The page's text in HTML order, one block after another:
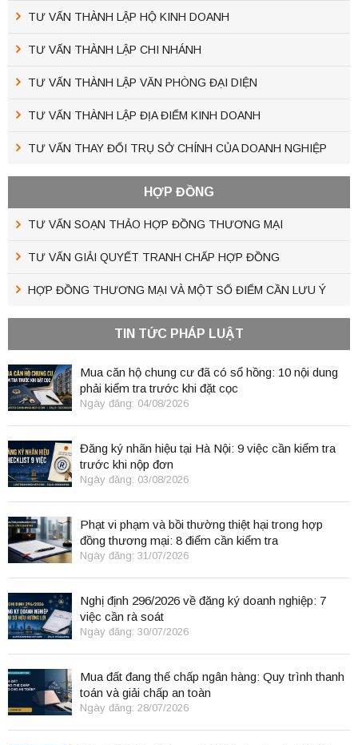
TƯ VẤN THÀNH LẬP HỘ KINH DOANH
TƯ VẤN THÀNH LẬP CHI NHÁNH
TƯ VẤN THÀNH LẬP VĂN PHÒNG ĐẠI DIỆN
TƯ VẤN THÀNH LẬP ĐỊA ĐIỂM KINH DOANH
TƯ VẤN THAY ĐỔI TRỤ SỞ CHÍNH CỦA DOANH NGHIỆP
HỢP ĐỒNG
TƯ VẤN SOẠN THẢO HỢP ĐỒNG THƯƠNG MẠI
TƯ VẤN GIẢI QUYẾT TRANH CHẤP HỢP ĐỒNG
HỢP ĐỒNG THƯƠNG MẠI VÀ MỘT SỐ ĐIỂM CẦN LƯU Ý
TIN TỨC PHÁP LUẬT
Mua căn hộ chung cư đã có sổ hồng: 10 nội dung
phải kiểm tra trước khi đặt cọc
Ngày đăng: 04/08/2026
Đăng ký nhãn hiệu tại Hà Nội: 9 việc cần kiểm tra
trước khi nộp đơn
Ngày đăng: 03/08/2026
Phạt vi phạm và bồi thường thiệt hại trong hợp
đồng thương mại: 8 điểm cần kiểm tra
Ngày đăng: 31/07/2026
Nghị định 296/2026 về đăng ký doanh nghiệp: 7
việc cần rà soát
Ngày đăng: 30/07/2026
Mua đất đang thế chấp ngân hàng: Quy trình thanh
toán và giải chấp an toàn
Ngày đăng: 28/07/2026